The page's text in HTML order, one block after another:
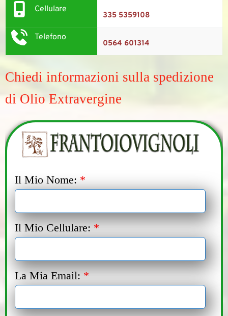
Cellulare
335 5359108
Telefono
0564 601314
Chiedi informazioni sulla spedizione
di Olio Extravergine
Il Mio Nome: *
Il Mio Cellulare: *
La Mia Email: *